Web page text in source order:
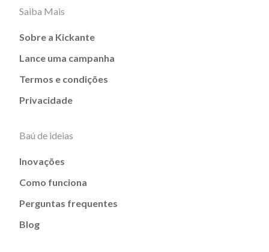
Saiba Mais
Sobre a Kickante
Lance uma campanha
Termos e condições
Privacidade
Baú de ideias
Inovações
Como funciona
Perguntas frequentes
Blog